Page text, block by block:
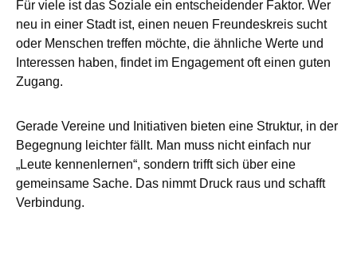
Für viele ist das Soziale ein entscheidender Faktor. Wer
neu in einer Stadt ist, einen neuen Freundeskreis sucht
oder Menschen treffen möchte, die ähnliche Werte und
Interessen haben, findet im Engagement oft einen guten
Zugang.
Gerade Vereine und Initiativen bieten eine Struktur, in der
Begegnung leichter fällt. Man muss nicht einfach nur
„Leute kennenlernen“, sondern trifft sich über eine
gemeinsame Sache. Das nimmt Druck raus und schafft
Verbindung.